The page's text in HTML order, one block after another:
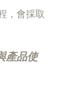
，會採取
產品使